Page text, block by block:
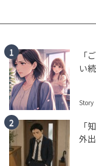
「
い
Story
「
外